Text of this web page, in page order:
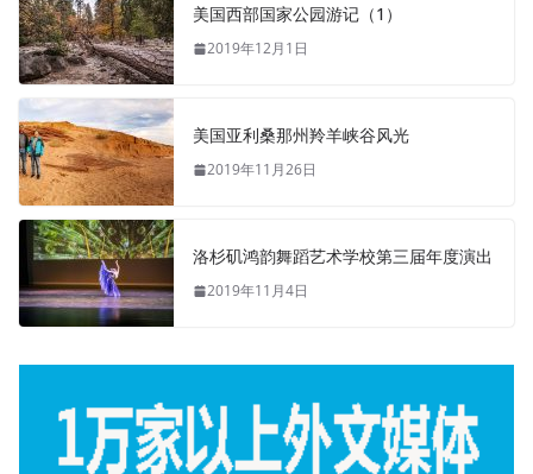
美国西部国家公园游记（1）
2019年12月1日
美国亚利桑那州羚羊峡谷风光
2019年11月26日
洛杉矶鸿韵舞蹈艺术学校第三届年度演出
2019年11月4日